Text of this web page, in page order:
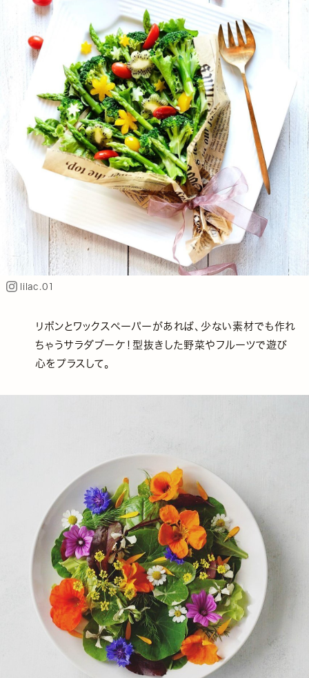
lilac.01
リボンとワックスペーパーがあれば、少ない素材でも作れ
ちゃうサラダブーケ！型抜きした野菜やフルーツで遊び
心をプラスして。